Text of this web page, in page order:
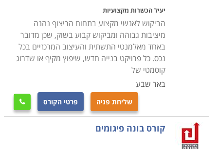
יעיל הכשרות מקצועיות
הביקוש לאנשי מקצוע בתחום הריצוף נהנה
מיציבות גבוהה ומביקוש קבוע בשוק, שכן מדובר
באחד מאלמנטי התשתית והעיצוב המרכזיים בכל
נכס. כל פרויקט בנייה חדש, שיפוץ מקיף או שדרוג
קוסמטי של
באר שבע
שליחת פניה פרטי הקורס 
קורס בונה פיגומים